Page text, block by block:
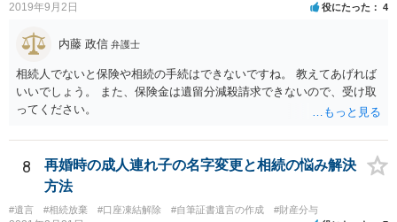
2019年9月2日 役にたった 4
内藤 政信 弁護士
相続人でないと保険や相続の手続はできないですね。 教えてあげれば
いいでしょう。 また、保険金は遺留分減殺請求できないので、受け取
ってください。
8
再婚時の成人連れ子の名字変更と相続の悩み解決
方法
#遺言 #相続放棄 #口座凍結解除 #自筆証書遺言の作成 #財産分与